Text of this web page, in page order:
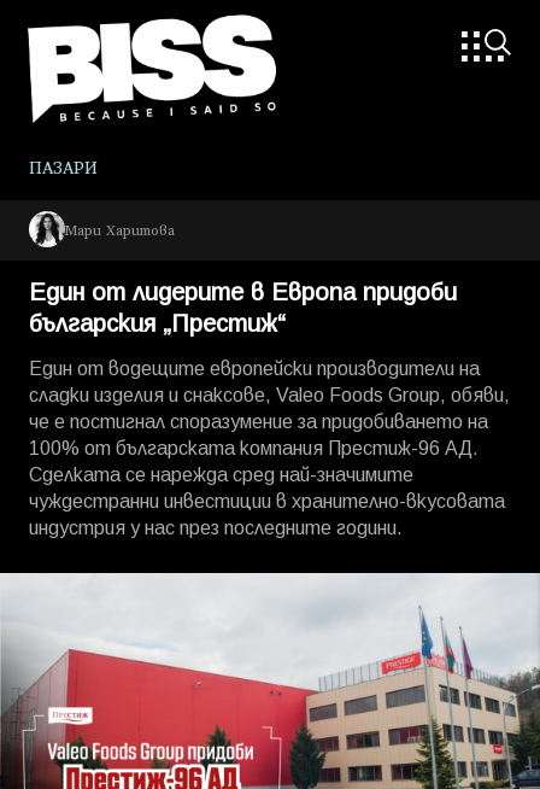
ПАЗАРИ
Мари Харитова
Един от лидерите в Европа придоби
българския „Престиж“
Един от водещите европейски производители на
сладки изделия и снаксове, Valeo Foods Group, обяви,
че е постигнал споразумение за придобиването на
100% от българската компания Престиж-96 АД.
Сделката се нарежда сред най-значимите
чуждестранни инвестиции в хранително-вкусовата
индустрия у нас през последните години.